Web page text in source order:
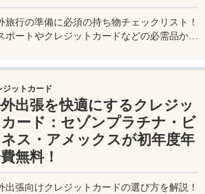
旅行の準備に必須の持ち物チェックリスト！
ポートやクレジットカードなどの必需品か
トリップで今すぐチェック！
ジットカード
出張を快適にするクレジッ
カード：セゾンプラチナ・ビ
ス・アメックスが初年度年
無料！
出張向けクレジットカードの選び方を解説！